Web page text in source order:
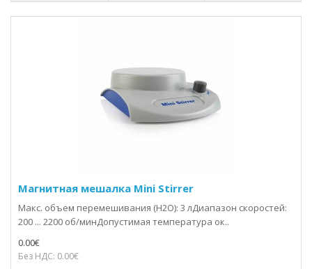
Магнитная мешалка Mini Stirrer
Макс. объем перемешивания (H2O): 3 лДиапазон скоростей:
200 ... 2200 об/минДопустимая температура ок..
0.00€
Без НДС: 0.00€